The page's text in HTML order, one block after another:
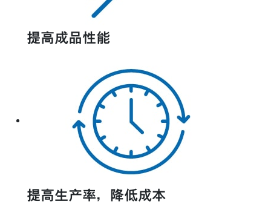
提高成品性能
提高生产率，降低成本